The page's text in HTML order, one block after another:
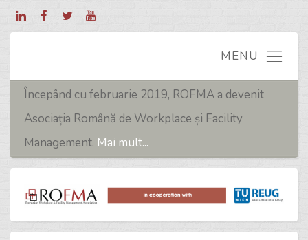
Începând cu februarie 2019, ROFMA a devenit
Asociația Română de Workplace și Facility
Management. Mai mult...